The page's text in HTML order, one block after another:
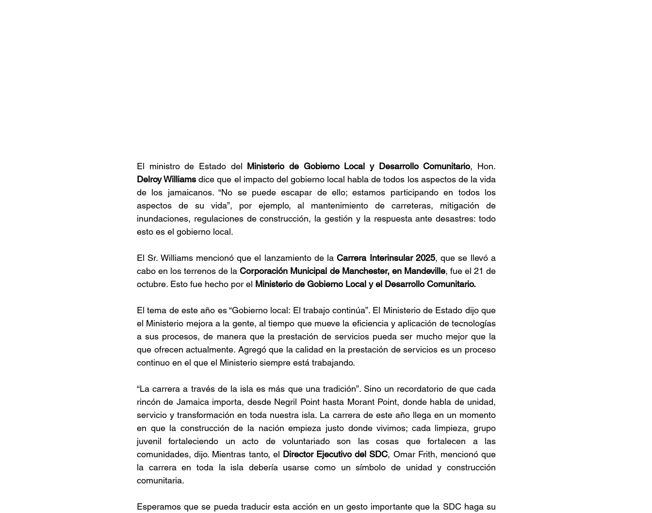
El ministro de Estado del Ministerio de Gobierno Local y Desarrollo Comunitario
Delroy Williams dice que el impacto del gobierno local habla de todos los aspectos de la vida
de los jamaicanos. “No se puede escapar de ello; estamos participando en todos los
aspectos de su vida”, por ejemplo, al mantenimiento de carreteras, mitigación de
inundaciones, regulaciones de construcción, la gestión y la respuesta ante desastres: todo
esto es el gobierno local.
El Sr. Williams mencionó que el lanzamiento de la Carrera Interinsular 2025, que se llevó a
cabo en los terrenos de la Corporación Municipal de Manchester, en Mandeville, fue el 21 de
octubre. Esto fue hecho por el Ministerio de Gobierno Local y el Desarrollo Comunitario.
El tema de este año es “Gobierno local: El trabajo continúa”. El Ministerio de Estado dijo que
el Ministerio mejora a la gente, al tiempo que mueve la eficiencia y aplicación de tecnologías
a sus procesos, de manera que la prestación de servicios pueda ser mucho mejor que la
que ofrecen actualmente. Agregó que la calidad en la prestación de servicios es un proceso
continuo en el que el Ministerio siempre está trabajando.
“La carrera a través de la isla es más que una tradición”. Sino un recordatorio de que cada
rincón de Jamaica importa, desde Negril Point hasta Morant Point, donde habla de unidad,
servicio y transformación en toda nuestra isla. La carrera de este año llega en un momento
en que la construcción de la nación empieza justo donde vivimos; cada limpieza, grupo
juvenil fortaleciendo un acto de voluntariado son las cosas que fortalecen a las
comunidades, dijo. Mientras tanto, el Director Ejecutivo del SDC, Omar Frith, mencionó que
la carrera en toda la isla debería usarse como un símbolo de unidad y construcción
comunitaria.
Esperamos que se pueda traducir esta acción en un gesto importante que la SDC haga su